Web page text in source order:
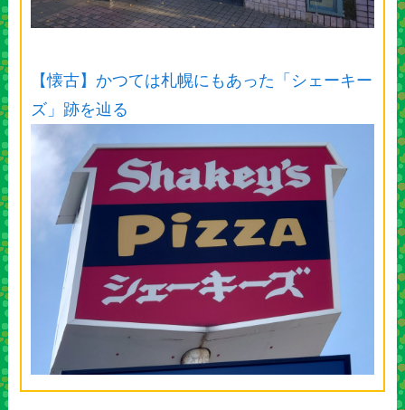
【懐古】かつては札幌にもあった「シェーキー
ズ」跡を辿る